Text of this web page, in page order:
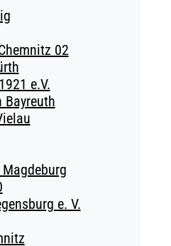
02
e.V.
Bayreuth
e. V.